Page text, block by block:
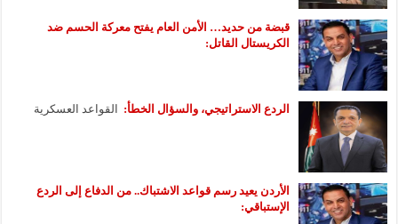
قبضة من حديد… الأمن العام يفتح معركة الحسم ضد
الكريستال القاتل:
الردع الاستراتيجي، والسؤال الخطأ: القواعد العسكرية
الأردن يعيد رسم قواعد الاشتباك.. من الدفاع إلى الردع
الإستباقي: